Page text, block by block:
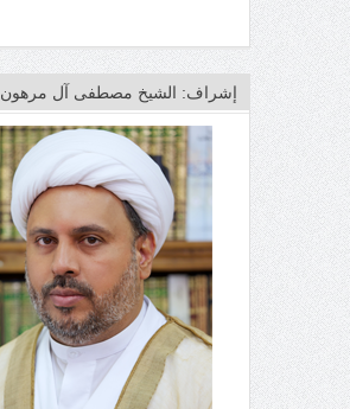
إشراف: الشيخ مصطفى آل مرهون